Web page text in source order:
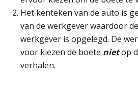
Het kenteken van de auto is
van de werkgever waardoor
werkgever is opgelegd. De
voor kiezen de boete nietop
verhalen.
24
AUG
Module
Markus Verbeek
24